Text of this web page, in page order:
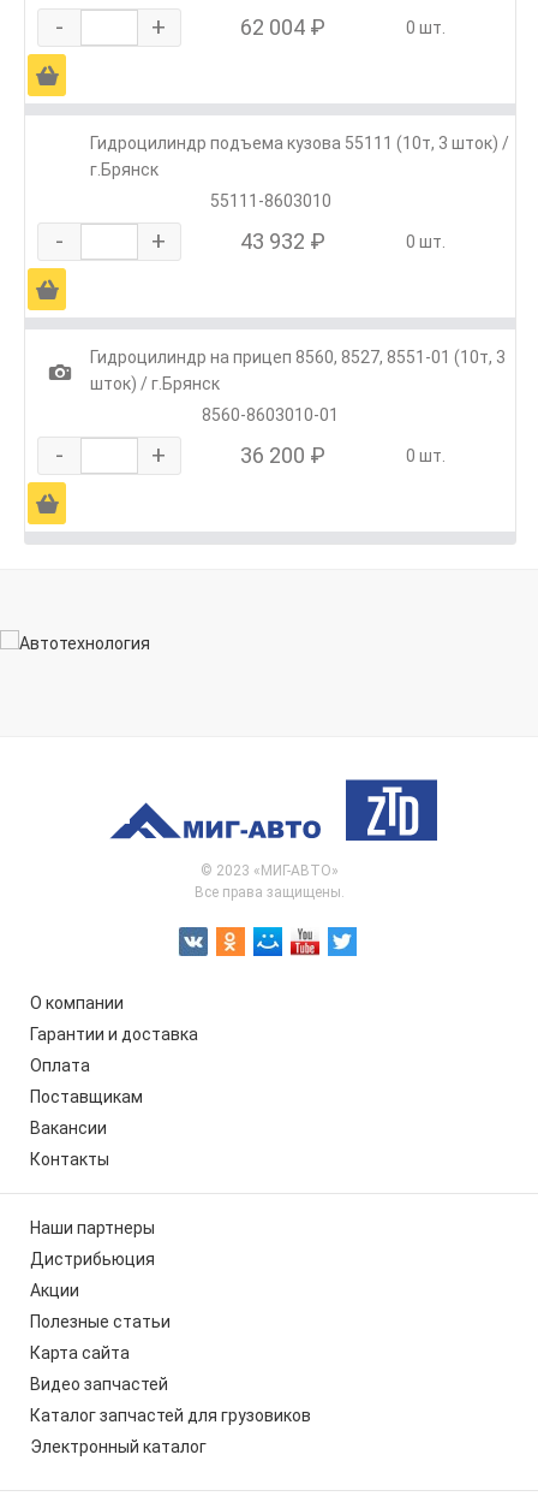
- + 62 004 ₽ 0 шт.
Ä
Гидроцилиндр подъема кузова 55111 (10т, 3 шток) /
г.Брянск
55111-8603010
- + 43 932 ₽ 0 шт.
Ä
1
Гидроцилиндр на прицеп 8560, 8527, 8551-01 (10т, 3
шток) / г.Брянск
8560-8603010-01
- + 36 200 ₽ 0 шт.
Ä
© 2023 «МИГ-АВТО»
Все права защищены.
О компании
Гарантии и доставка
Оплата
Поставщикам
Вакансии
Контакты
Наши партнеры
Дистрибьюция
Акции
Полезные статьи
Карта сайта
Видео запчастей
Каталог запчастей для грузовиков
Электронный каталог